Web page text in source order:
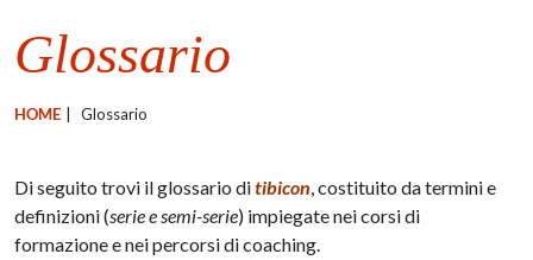
Glossario
HOME Glossario
Di seguito trovi il glossario ditibicon, costituito da termini e
definizioni (serie e semi-serie) impiegate nei corsi di
formazione e nei percorsi di coaching.